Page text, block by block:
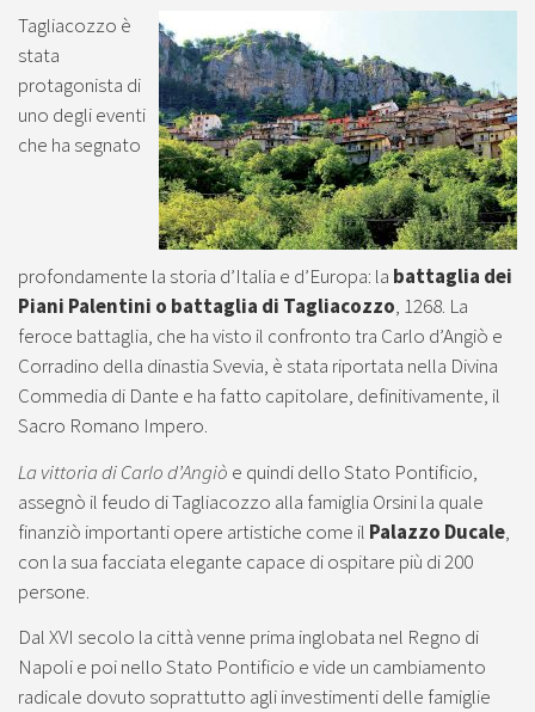
Tagliacozzo è
stata
protagonista di
uno degli eventi
che ha segnato
profondamente la storia d’Italia e d’Europa: la battaglia dei
Piani Palentini o battaglia di Tagliacozzo, 1268. La
feroce battaglia, che ha visto il confronto tra Carlo d’Angiò e
Corradino della dinastia Svevia, è stata riportata nella Divina
Commedia di Dante e ha fatto capitolare, definitivamente, il
Sacro Romano Impero.
La vittoria di Carlo d’Angiò e quindi dello Stato Pontificio,
assegnò il feudo di Tagliacozzo alla famiglia Orsini la quale
finanziò importanti opere artistiche come il Palazzo Ducale,
con la sua facciata elegante capace di ospitare più di 200
persone.
Dal XVI secolo la città venne prima inglobata nel Regno di
Napoli e poi nello Stato Pontificio e vide un cambiamento
radicale dovuto soprattutto agli investimenti delle famiglie